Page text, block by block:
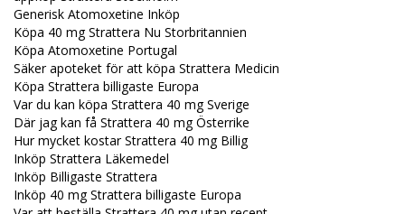
Generisk Atomoxetine Inköp
Köpa 40 mg Strattera Nu Storbritannien
Köpa Atomoxetine Portugal
Säker apoteket för att köpa Strattera Medicin
Köpa Strattera billigaste Europa
Var du kan köpa Strattera 40 mg Sverige
Där jag kan få Strattera 40 mg Österrike
Hur mycket kostar Strattera 40 mg Billig
Inköp Strattera Läkemedel
Inköp Billigaste Strattera
Inköp 40 mg Strattera billigaste Europa